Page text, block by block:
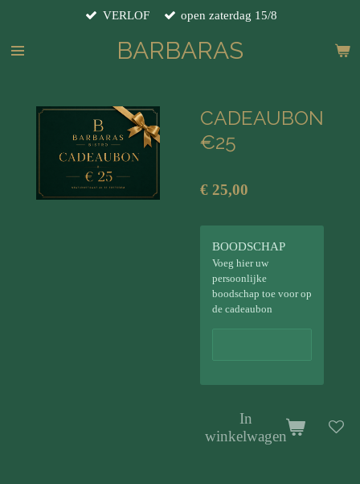
naar
BARBARAS
VERLOF open zaterdag 15/8
CADEAUBON
€25
€ 25,00
BOODSCHAP
Voeg hier uw
persoonlijke
boodschap toe voor op
de cadeaubon
In
winkelwagen